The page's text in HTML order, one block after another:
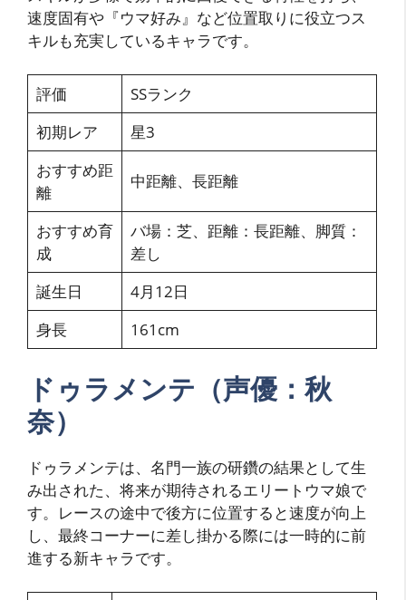
速度固有や『ウマ好み』など位置取りに役立つス
キルも充実しているキャラです。
評価
SSランク
初期レア
星3
おすすめ距
離
中距離、長距離
おすすめ育
成
バ場：芝、距離：長距離、脚質：
差し
誕生日
4月12日
身長
161cm
ドゥラメンテ（声優：秋
奈）
ドゥラメンテは、名門一族の研鑽の結果として生
み出された、将来が期待されるエリートウマ娘で
す。レースの途中で後方に位置すると速度が向上
し、最終コーナーに差し掛かる際には一時的に前
進する新キャラです。